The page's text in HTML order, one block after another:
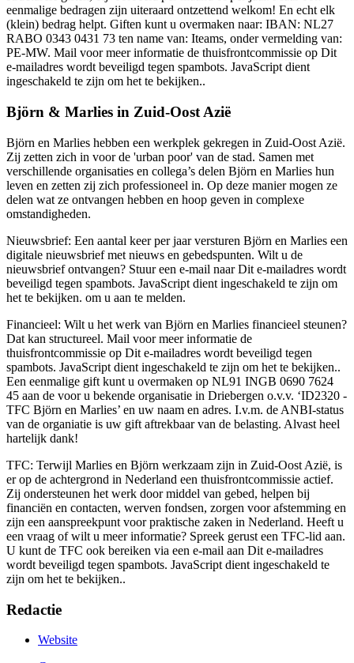
eenmalige bedragen zijn uiteraard ontzettend welkom! En echt elk
(klein) bedrag helpt. Giften kunt u overmaken naar: IBAN: NL27
RABO 0343 0431 73 ten name van: Iteams, onder vermelding van:
PE-MW. Mail voor meer informatie de thuisfrontcommissie op Dit
e-mailadres wordt beveiligd tegen spambots. JavaScript dient
ingeschakeld te zijn om het te bekijken..
Björn & Marlies in Zuid-Oost Azië
Björn en Marlies hebben een werkplek gekregen in Zuid-Oost Azië.
Zij zetten zich in voor de 'urban poor' van de stad. Samen met
verschillende organisaties en collega’s delen Björn en Marlies hun
leven en zetten zij zich professioneel in. Op deze manier mogen ze
delen wat ze ontvangen hebben en hoop geven in complexe
omstandigheden.
Nieuwsbrief: Een aantal keer per jaar versturen Björn en Marlies een
digitale nieuwsbrief met nieuws en gebedspunten. Wilt u de
nieuwsbrief ontvangen? Stuur een e-mail naarDit e-mailadres wordt
beveiligd tegen spambots. JavaScript dient ingeschakeld te zijn om
het te bekijken. om u aan te melden.
Financieel: Wilt u het werk van Björn en Marlies financieel steunen?
Dat kan structureel. Mail voor meer informatie de
thuisfrontcommissie op Dit e-mailadres wordt beveiligd tegen
spambots. JavaScript dient ingeschakeld te zijn om het te bekijken..
Een eenmalige gift kunt u overmaken op NL91 INGB 0690 7624
45 aan de voor u bekende organisatie in Driebergen o.v.v. ‘ID2320 -
TFC Björn en Marlies’ en uw naam en adres. I.v.m. de ANBI-status
van de organiatie is uw gift aftrekbaar van de belasting. Alvast heel
hartelijk dank!
TFC: Terwijl Marlies en Björn werkzaam zijn in Zuid-Oost Azië, is
er op de achtergrond in Nederland een thuisfrontcommissie actief.
Zij ondersteunen het werk door middel van gebed, helpen bij
financiën en contacten, werven fondsen, zorgen voor afstemming en
zijn een aanspreekpunt voor praktische zaken in Nederland. Heeft u
een vraag of wilt u meer informatie? Spreek gerust een TFC-lid aan.
U kunt de TFC ook bereiken via een e-mail aan Dit e-mailadres
wordt beveiligd tegen spambots. JavaScript dient ingeschakeld te
zijn om het te bekijken..
Redactie
Website